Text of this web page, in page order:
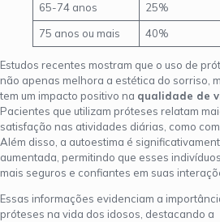
65-74 anos
25%
75 anos ou mais
40%
Estudos recentes mostram que o uso de
não apenas melhora a estética do sorriso,
tem um impacto positivo na qualidade de
Pacientes que utilizam próteses relatam
satisfação nas atividades diárias, como
Além disso, a autoestima é
aumentada, permitindo que esses
mais seguros e confiantes em suas
Essas informações evidenciam a
próteses na vida dos idosos, destacando a